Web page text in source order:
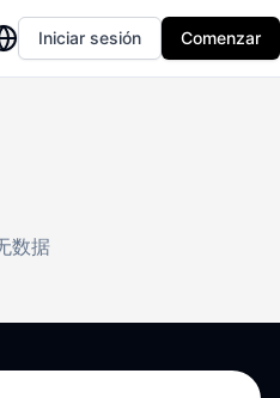
Iniciar sesión Comenzar
数据